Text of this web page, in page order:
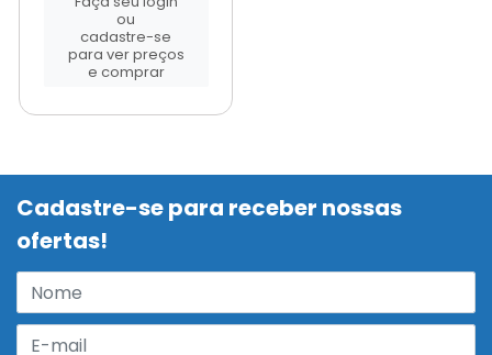
ou
cadastre-se
para ver preços
e comprar
Cadastre-se para receber nossas
ofertas!